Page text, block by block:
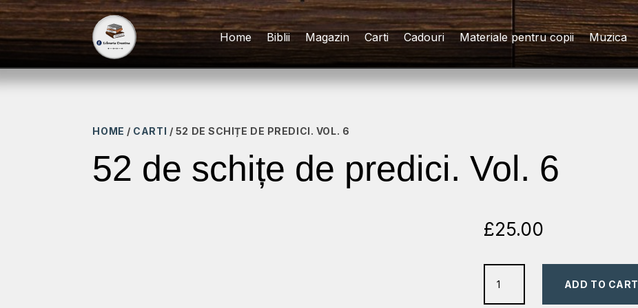
Home Biblii Magazin Carti Cadouri Materiale pentru copii Muzica
HOME / CARTI / 52 DE SCHIȚE DE PREDICI. VOL. 6
52 de schițe de predici. Vol. 6
£25.00
ADD TO CART